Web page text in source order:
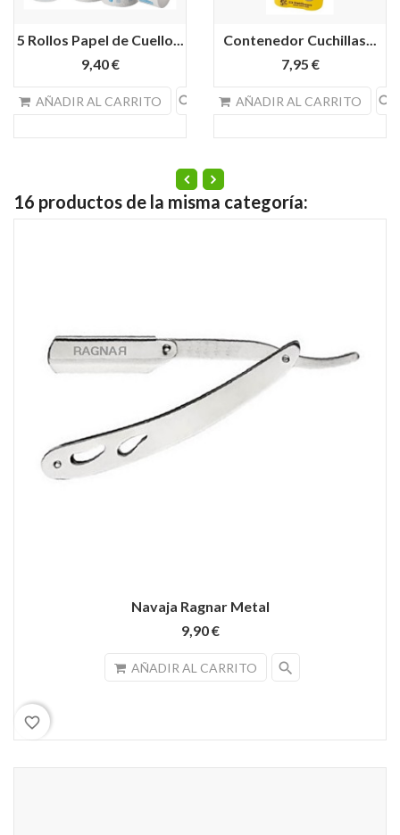
5 Rollos Papel de Cuello...
9,40 €
AÑADIR AL CARRITO search
Contenedor Cuchillas...
7,95 €
AÑADIR AL CARRITO search
16 productos de la misma categoría:
Navaja Ragnar Metal
9,90 €
AÑADIR AL CARRITO search
favorite_border